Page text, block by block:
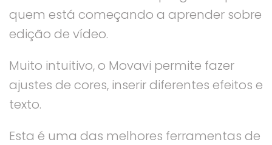
quem está começando a aprender sobre
edição de vídeo.
Muito intuitivo, o Movavi permite fazer
ajustes de cores, inserir diferentes efeitos e
texto.
Esta é uma das melhores ferramentas de